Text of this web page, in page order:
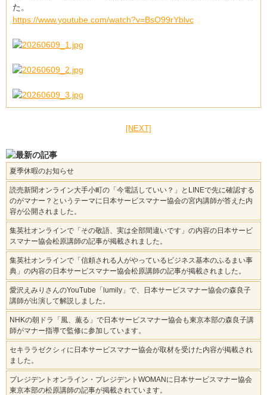
た。
https://www.youtube.com/watch?v=BsO99rYblvc
[NEXT]
夏季休暇のお知らせ
読売新聞オンライン大手小町の「今電話していい？」とLINEで先に確認する
のがマナー？というテーマに日本サービスマナー協会の宮内講師が答えた内
容が公開されました。
集英社オンラインで「その敬語、実は全部間違いです」の内容の日本サービ
スマナー協会松原講師の記事が掲載されました。
集英社オンラインで「信頼される人がやっているビジネス基本のふるまい事
典」の内容の日本サービスマナー協会松原講師の記事が掲載されました。
愛沢えみりさんのYouTube「lumily」で、日本サービスマナー協会の森良子
講師が出演して解説しました。
NHKの朝ドラ「風、薫る」で日本サービスマナー協会も東京本部の森良子講
師がマナー指導で監修に参加しています。
セキララゼクシィに日本サービスマナー協会が取材を受けた内容が掲載され
ました。
プレジデントオンライン・プレジデントWOMANに日本サービスマナー協会
東京本部の松原講師の記事が掲載されています。